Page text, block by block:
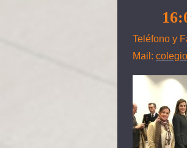
Teléfono y
Mail: